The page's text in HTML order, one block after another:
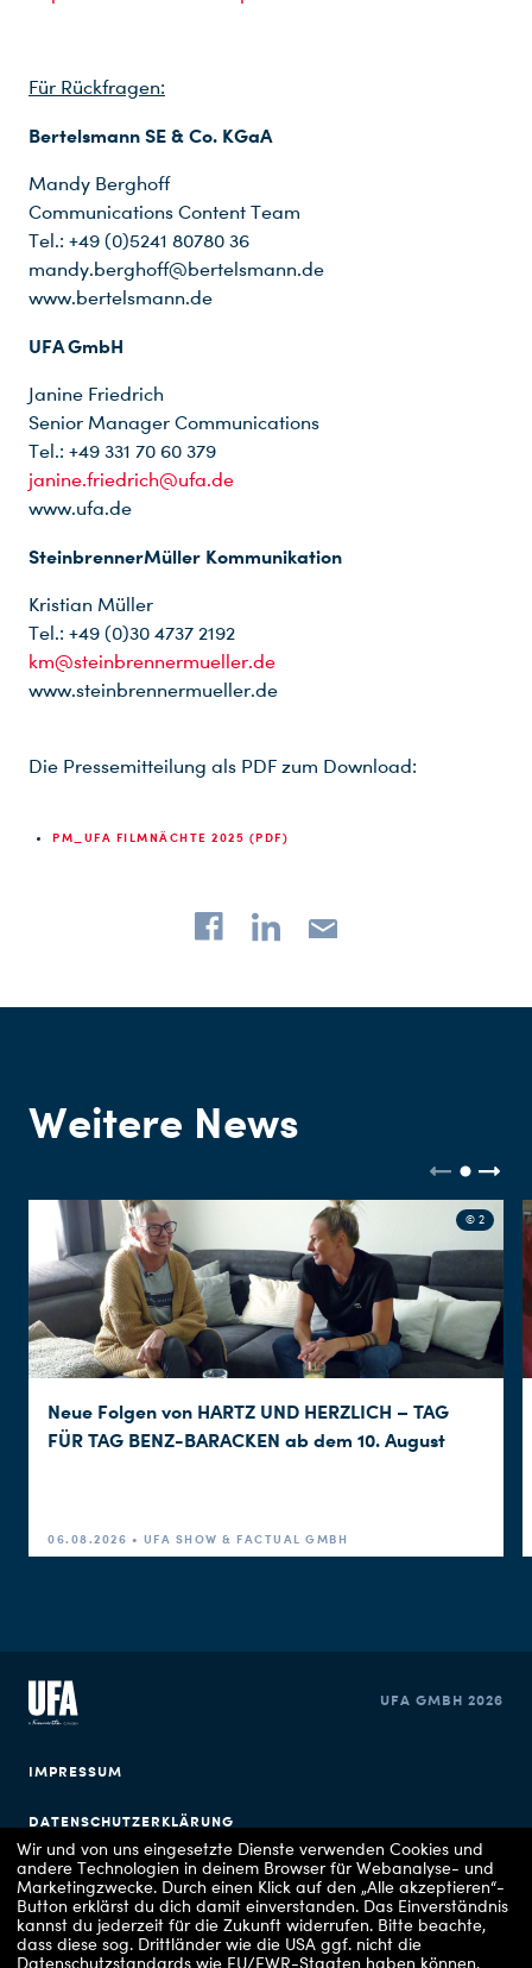
Für Rückfragen:
Bertelsmann SE & Co. KGaA
Mandy Berghoff
Communications Content Team
Tel.: +49 (0)5241 80780 36
mandy.berghoff@bertelsmann.de
www.bertelsmann.de
UFA GmbH
Janine Friedrich
Senior Manager Communications
Tel.: +49 331 70 60 379
janine.friedrich@ufa.de
www.ufa.de
SteinbrennerMüller Kommunikation
Kristian Müller
Tel.: +49 (0)30 4737 2192
km@steinbrennermueller.de
www.steinbrennermueller.de
Die Pressemitteilung als PDF zum Download:
PM_UFA FILMNÄCHTE 2025 (PDF)
Weitere News
© 2
Neue Folgen von HARTZ UND HERZLICH – TAG
FÜR TAG BENZ-BARACKEN ab dem 10. August
06.08.2026 • UFA SHOW & FACTUAL GMBH
IMPRESSUM
DATENSCHUTZERKLÄRUNG
COOKIE EINSTELLUNGEN
UFA GMBH 2026
Wir und von uns eingesetzte Dienste verwenden Cookies und
andere Technologien in deinem Browser für Webanalyse- und
Marketingzwecke. Durch einen Klick auf den „Alle akzeptieren“-
Button erklärst du dich damit einverstanden. Das Einverständnis
kannst du jederzeit für die Zukunft widerrufen. Bitte beachte,
dass diese sog. Drittländer wie die USA ggf. nicht die
Datenschutzstandards wie EU/EWR-Staaten haben können,